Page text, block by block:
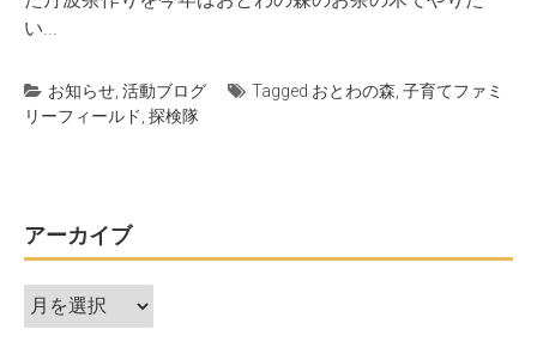
い...
お知らせ 活動ブログ Tagged おとわの森 子育てファミ
リーフィールド 探検隊
アーカイブ
ア
ー